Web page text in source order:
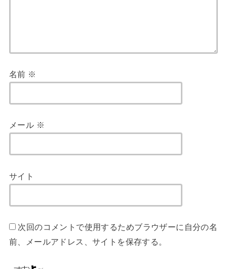
名前 ※
メール ※
サイト
次回のコメントで使用するためブラウザーに自分の名
前、メールアドレス、サイトを保存する。